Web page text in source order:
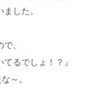
した。
、
るでしょ！？』
～。